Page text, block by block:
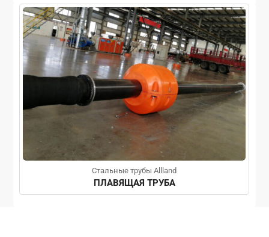
Стальные трубы Allland
ПЛАВЯЩАЯ ТРУБА